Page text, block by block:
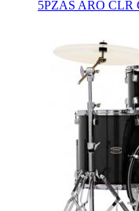
5PZAS ARO CLR